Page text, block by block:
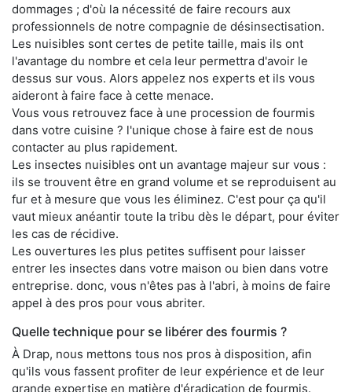
dommages ; d'où la nécessité de faire recours aux
professionnels de notre compagnie de désinsectisation.
Les nuisibles sont certes de petite taille, mais ils ont
l'avantage du nombre et cela leur permettra d'avoir le
dessus sur vous. Alors appelez nos experts et ils vous
aideront à faire face à cette menace.
Vous vous retrouvez face à une procession de fourmis
dans votre cuisine ? l'unique chose à faire est de nous
contacter au plus rapidement.
Les insectes nuisibles ont un avantage majeur sur vous :
ils se trouvent être en grand volume et se reproduisent au
fur et à mesure que vous les éliminez. C'est pour ça qu'il
vaut mieux anéantir toute la tribu dès le départ, pour éviter
les cas de récidive.
Les ouvertures les plus petites suffisent pour laisser
entrer les insectes dans votre maison ou bien dans votre
entreprise. donc, vous n'êtes pas à l'abri, à moins de faire
appel à des pros pour vous abriter.
Quelle technique pour se libérer des fourmis ?
À Drap, nous mettons tous nos pros à disposition, afin
qu'ils vous fassent profiter de leur expérience et de leur
grande expertise en matière d'éradication de fourmis.